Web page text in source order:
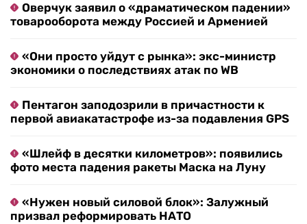
Оверчук заявил о «драматическом падении»
товарооборота между Россией и Арменией
«Они просто уйдут с рынка»: экс-министр
экономики о последствиях атак по WB
Пентагон заподозрили в причастности к
первой авиакатастрофе из-за подавления GPS
«Шлейф в десятки километров»: появились
фото места падения ракеты Маска на Луну
«Нужен новый силовой блок»: Залужный
призвал реформировать НАТО